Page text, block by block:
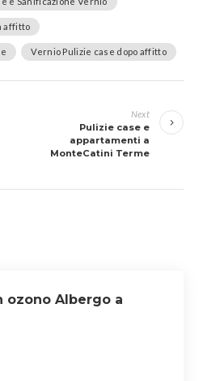
affitto
Vernio Pulizie case dopo affitto
Next
Pulizie case e
appartamenti a
MonteCatini Terme
ozono Albergo a